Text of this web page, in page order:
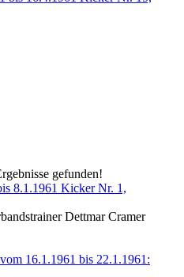
gefunden!
Kicker Nr. 1,
Dettmar Cramer